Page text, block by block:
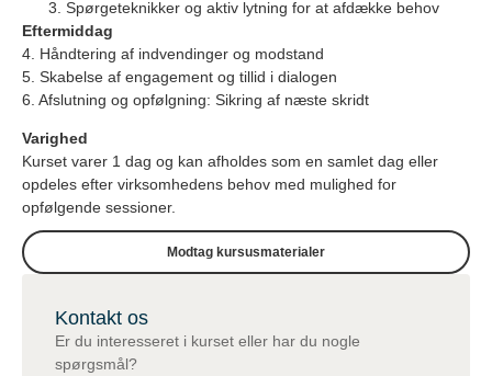
Spørgeteknikker og aktiv lytning for at afdække behov
Eftermiddag
4. Håndtering af indvendinger og modstand
5. Skabelse af engagement og tillid i dialogen
6. Afslutning og opfølgning: Sikring af næste skridt
Varighed
Kurset varer 1 dag og kan afholdes som en samlet dag eller
opdeles efter virksomhedens behov med mulighed for
opfølgende sessioner.
Modtag kursusmaterialer
Kontakt os
Er du interesseret i kurset eller har du nogle
spørgsmål?